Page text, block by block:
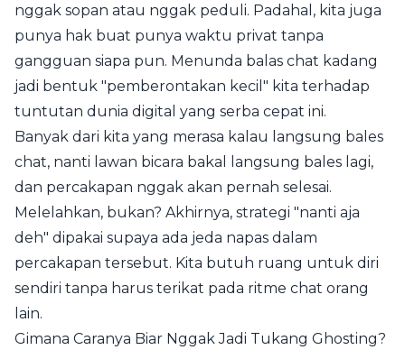
nggak sopan atau nggak peduli. Padahal, kita juga
punya hak buat punya waktu privat tanpa
gangguan siapa pun. Menunda balas chat kadang
jadi bentuk "pemberontakan kecil" kita terhadap
tuntutan dunia digital yang serba cepat ini.
Banyak dari kita yang merasa kalau langsung bales
chat, nanti lawan bicara bakal langsung bales lagi,
dan percakapan nggak akan pernah selesai.
Melelahkan, bukan? Akhirnya, strategi "nanti aja
deh" dipakai supaya ada jeda napas dalam
percakapan tersebut. Kita butuh ruang untuk diri
sendiri tanpa harus terikat pada ritme chat orang
lain.
Gimana Caranya Biar Nggak Jadi Tukang Ghosting?